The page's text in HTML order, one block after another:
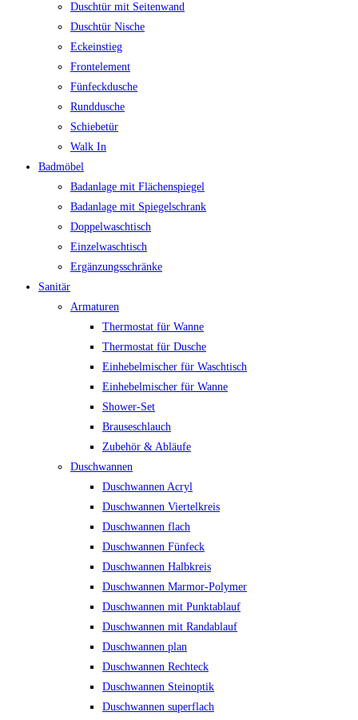
Duschtür mit Seitenwand
Duschtür Nische
Eckeinstieg
Frontelement
Fünfeckdusche
Runddusche
Schiebetür
Walk In
Badmöbel
Badanlage mit Flächenspiegel
Badanlage mit Spiegelschrank
Doppelwaschtisch
Einzelwaschtisch
Ergänzungsschränke
Sanitär
Armaturen
Thermostat für Wanne
Thermostat für Dusche
Einhebelmischer für Waschtisch
Einhebelmischer für Wanne
Shower-Set
Brauseschlauch
Zubehör & Abläufe
Duschwannen
Duschwannen Acryl
Duschwannen Viertelkreis
Duschwannen flach
Duschwannen Fünfeck
Duschwannen Halbkreis
Duschwannen Marmor-Polymer
Duschwannen mit Punktablauf
Duschwannen mit Randablauf
Duschwannen plan
Duschwannen Rechteck
Duschwannen Steinoptik
Duschwannen superflach